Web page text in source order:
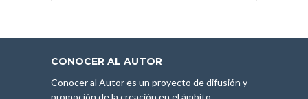
CONOCER AL AUTOR
Conocer al Autor es un proyecto de difusión y
promoción de la creación en el ámbito